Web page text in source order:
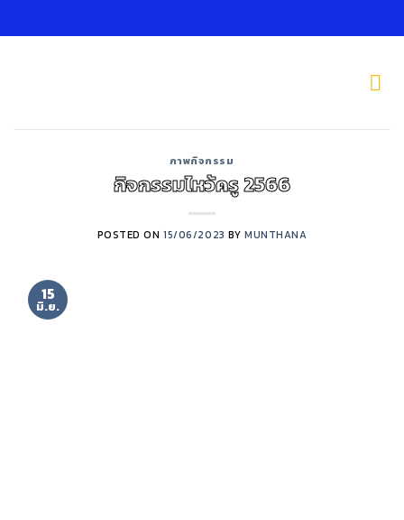
to
ภาพกิจกรรม
กิจกรรมไหว้ครู 2566
POSTED ON15/06/2023 BY MUNTHANA
15
มิ.ย.